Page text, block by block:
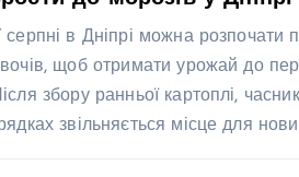
серпні в Дніпрі можна розпочати
щоб отримати урожай до
Після збору ранньої картоплі,
звільняється місце для